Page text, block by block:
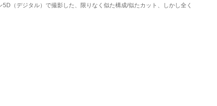
（デジタル）で撮影した、限りなく似た構成/似たカット、しかし全く